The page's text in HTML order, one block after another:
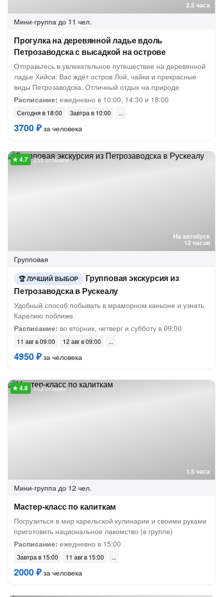
2.5 часа
Мини-группа до 11 чел.
Прогулка на деревянной ладье вдоль
Петрозаводска с высадкой на острове
Отправьтесь в увлекательное путешествие на деревянной
ладье Хийси. Вас ждёт остров Лой, чайки и прекрасные
виды Петрозаводска. Отличный отдых на природе
Расписание: ежедневно в 10:00, 14:30 и 18:00
Сегодня в 18:00 Завтра в 10:00
3700 ₽за человека
На автобусе
12 часов
255 отзывов
Групповая
ЛУЧШИЙ ВЫБОР
Групповая экскурсия из
Петрозаводска в Рускеалу
Удобный способ побывать в мраморном каньоне и узнать
Карелию поближе
Расписание: во вторник, четверг и субботу в 09:00
11 авг в 09:00 12 авг в 09:00
4950 ₽за человека
1.5 часа
102 отзыва
Мини-группа до 12 чел.
Мастер-класс по калиткам
Погрузиться в мир карельской кулинарии и своими руками
приготовить национальное лакомство (в группе)
Расписание: ежедневно в 15:00
Завтра в 15:00 11 авг в 15:00
2000 ₽за человека